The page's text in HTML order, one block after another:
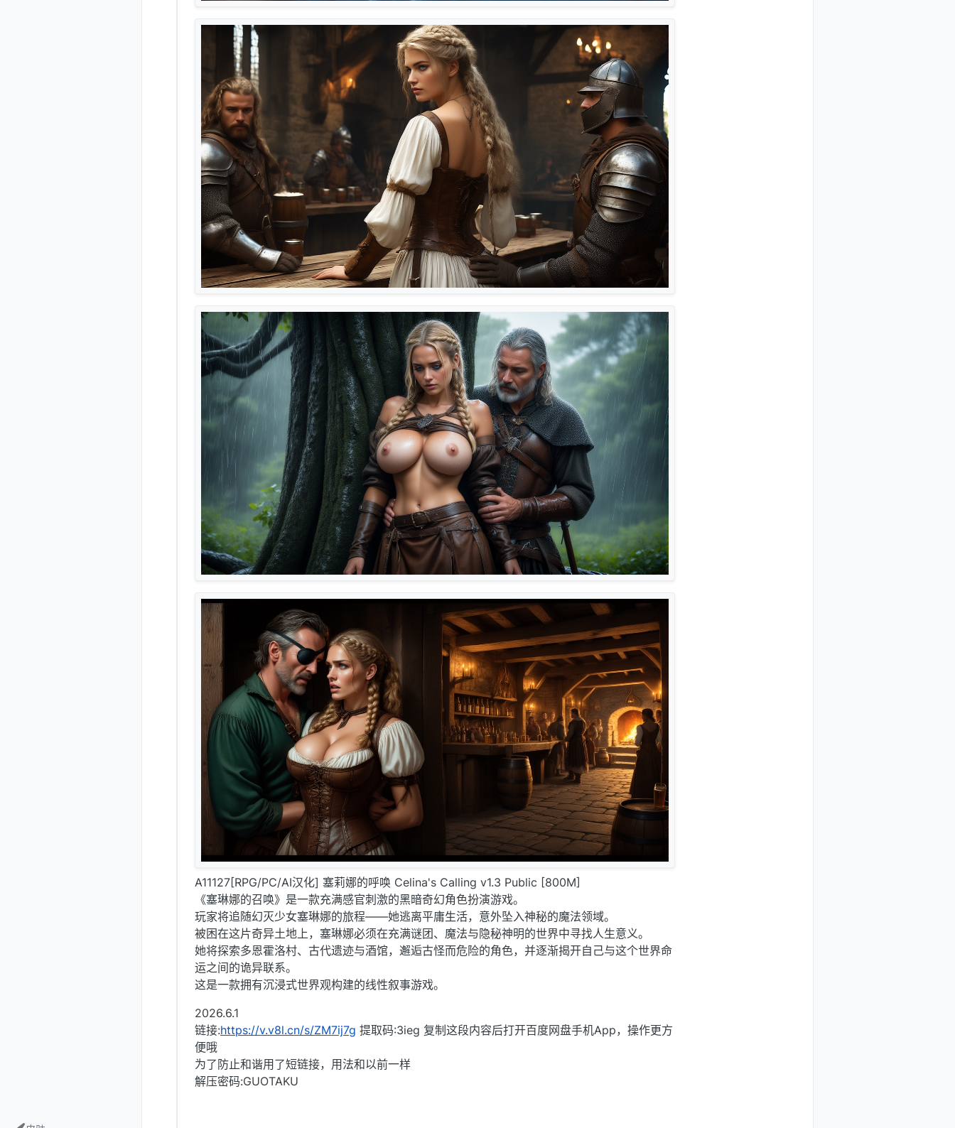
A11127[RPG/PC/AI汉化] 塞莉娜的呼唤 Celina's Calling v1.3 Public [800M]
《塞琳娜的召唤》是一款充满感官刺激的黑暗奇幻角色扮演游戏。
玩家将追随幻灭少女塞琳娜的旅程——她逃离平庸生活，意外坠入神秘的魔法领域。
被困在这片奇异土地上，塞琳娜必须在充满谜团、魔法与隐秘神明的世界中寻找人生意义。
她将探索多恩霍洛村、古代遗迹与酒馆，邂逅古怪而危险的角色，并逐渐揭开自己与这个世界命
运之间的诡异联系。
这是一款拥有沉浸式世界观构建的线性叙事游戏。
2026.6.1
链接:https://v.v8l.cn/s/ZM7ij7g 提取码:3ieg 复制这段内容后打开百度网盘手机App，操作更方
便哦
为了防止和谐用了短链接，用法和以前一样
解压密码:GUOTAKU